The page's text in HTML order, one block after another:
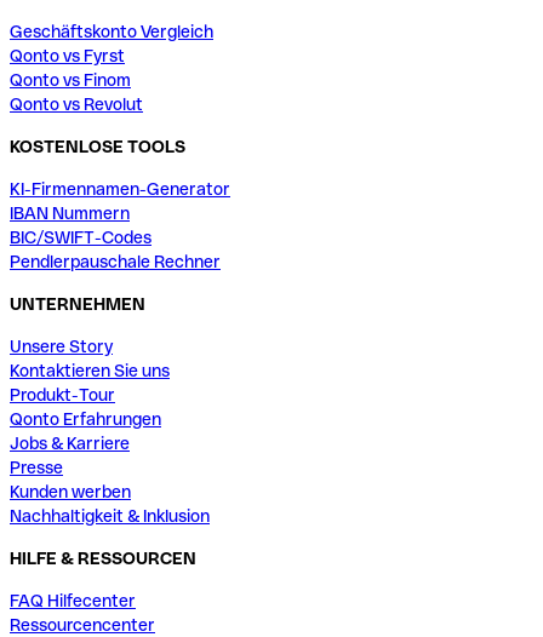
Geschäftskonto Vergleich
Qonto vs Fyrst
Qonto vs Finom
Qonto vs Revolut
KOSTENLOSE TOOLS
KI-Firmennamen-Generator
IBAN Nummern
BIC/SWIFT-Codes
Pendlerpauschale Rechner
UNTERNEHMEN
Unsere Story
Kontaktieren Sie uns
Produkt-Tour
Qonto Erfahrungen
Jobs & Karriere
Presse
Kunden werben
Nachhaltigkeit & Inklusion
HILFE & RESSOURCEN
FAQ Hilfecenter
Ressourcencenter